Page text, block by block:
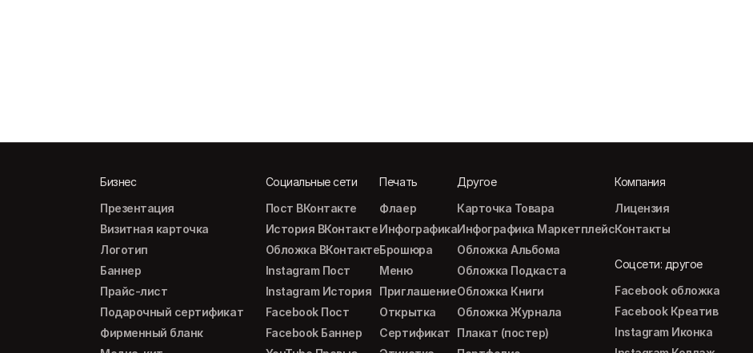
Бизнес
Презентация
Визитная карточка
Логотип
Баннер
Прайс-лист
Подарочный сертификат
Фирменный бланк
Социальные сети
Пост ВКонтакте
История ВКонтакте
Обложка ВКонтакте
Instagram Пост
Instagram История
Facebook Пост
Facebook Баннер
Печать
Флаер
Инфографика
Брошюра
Меню
Приглашение
Открытка
Сертификат
Другое
Карточка Товара
Инфографика Маркетплейс
Обложка Альбома
Обложка Подкаста
Обложка Книги
Обложка Журнала
Плакат (постер)
Компания
Лицензия
Контакты
Соцсети: другое
Facebook обложка
Facebook Креатив
Instagram Иконка